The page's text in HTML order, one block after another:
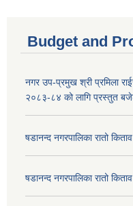
Budget and
नगर उप-प्रमुख श्री प्रमिला
२०८३-८४ को लागि प्रस्तुत
षडानन्द नगरपालिका रातो
षडानन्द नगरपालिका रातो